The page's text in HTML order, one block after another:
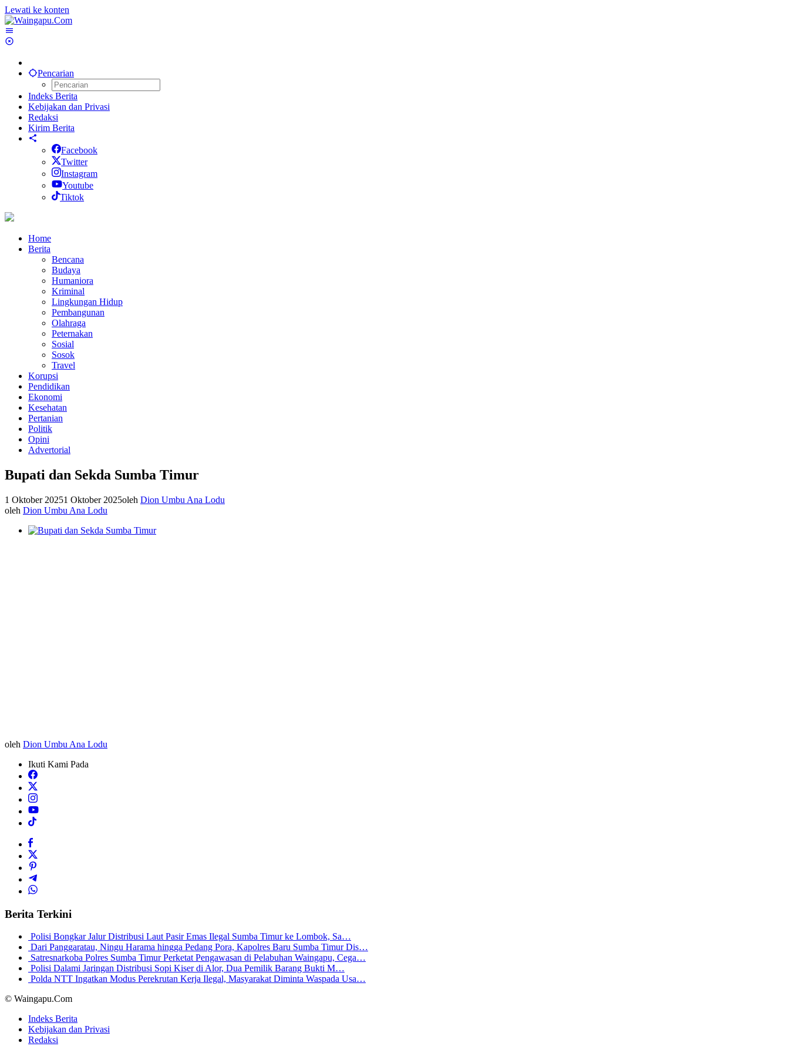
Lewati ke konten
Pencarian
Indeks Berita
Kebijakan dan Privasi
Redaksi
Kirim Berita
Facebook
Twitter
Instagram
Youtube
Tiktok
Home
Berita
Bencana
Budaya
Humaniora
Kriminal
Lingkungan Hidup
Pembangunan
Olahraga
Peternakan
Sosial
Sosok
Travel
Korupsi
Pendidikan
Ekonomi
Kesehatan
Pertanian
Politik
Opini
Advertorial
Bupati dan Sekda Sumba Timur
1 Oktober 20251 Oktober 2025oleh Dion Umbu Ana Lodu
oleh Dion Umbu Ana Lodu
oleh Dion Umbu Ana Lodu
Ikuti Kami Pada
Berita Terkini
Polisi Bongkar Jalur Distribusi Laut Pasir Emas Ilegal Sumba Timur ke Lombok, Sa…
Dari Panggaratau, Ningu Harama hingga Pedang Pora, Kapolres Baru Sumba Timur Dis…
Satresnarkoba Polres Sumba Timur Perketat Pengawasan di Pelabuhan Waingapu, Cega…
Polisi Dalami Jaringan Distribusi Sopi Kiser di Alor, Dua Pemilik Barang Bukti M…
Polda NTT Ingatkan Modus Perekrutan Kerja Ilegal, Masyarakat Diminta Waspada Usa…
© Waingapu.Com
Indeks Berita
Kebijakan dan Privasi
Redaksi